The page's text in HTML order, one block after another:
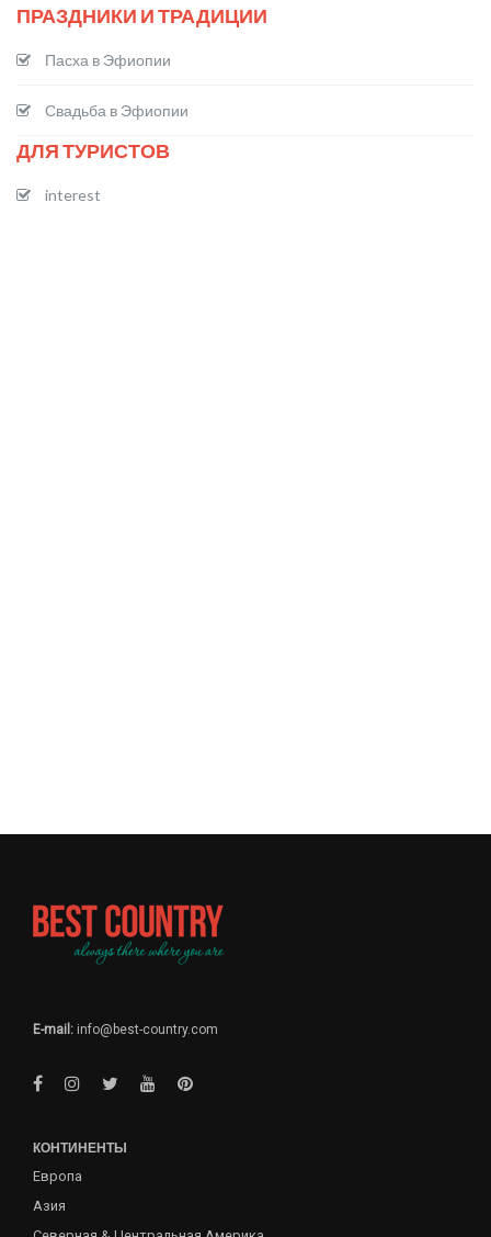
ПРАЗДНИКИ И ТРАДИЦИИ
Пасха в Эфиопии
Свадьба в Эфиопии
ДЛЯ ТУРИСТОВ
interest
E-mail: info@best-country.com
КОНТИНЕНТЫ
Европа
Азия